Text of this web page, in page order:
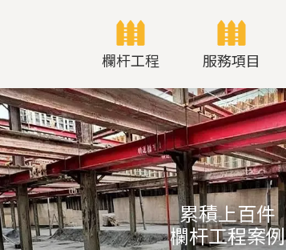
欄杆工程 服務項目
累積上百件
欄杆工程案例